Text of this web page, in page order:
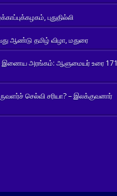
புதுதில்லி
ஆண்டு தமிழ் விழா, மதுரை
– இணைய அரங்கம்: ஆளுமையர் உரை 171
செல்வி சரியா? – இலக்குவனார்